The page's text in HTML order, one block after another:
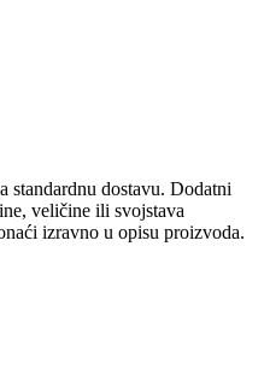
standardnu ​​dostavu. Dodatni
veličine ili svojstava
izravno u opisu proizvoda.